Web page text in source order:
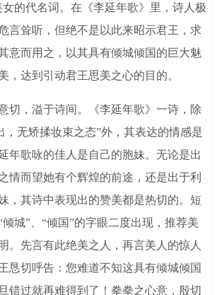
女的代名词。在《李延年歌》里，诗人极
言耸听，但绝不是以此来昭示君王，求
意而用之，以其具有倾城倾国的巨大魅
，达到引动君王思美之心的目的。
，溢于诗间。《李延年歌》一诗，除
，无矫揉妆束之态”外，其表达的情感是
年歌咏的佳人是自己的胞妹。无论是出
情而望她有个辉煌的前途，还是出于利
，其诗中表现出的赞美都是热切的。短
城”、“倾国”的字眼二度出现，推荐美
。先言有此绝美之人，再言美人的惊人
恳切呼告：您难道不知这具有倾城倾国
错过就再难得到了！拳拳之心意，殷切